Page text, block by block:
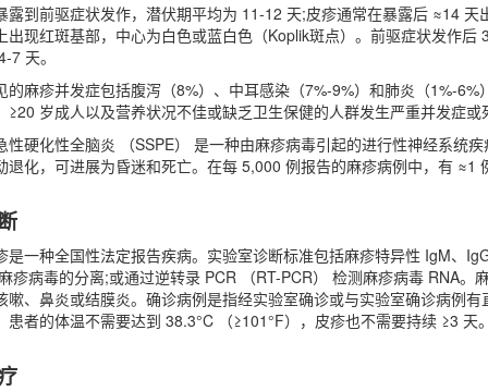
露到前驱症状发作，潜伏期平均为 11-12 天;皮疹通常在暴露后 ≈14
出现红斑基部，中心为白色或蓝白色（Koplik斑点）。前驱症状发作
7 天。
的麻疹并发症包括腹泻（8%）、中耳感染（7%-9%）和肺炎（1%-
≥20 岁成人以及营养状况不佳或缺乏卫生保健的人群发生严重并发症或
性硬化性全脑炎 （SSPE） 是一种由麻疹病毒引起的进行性神经系统
退化，可进展为昏迷和死亡。在每 5,000 例报告的麻疹病例中，有 ≈1
是一种全国性法定报告疾病。实验室诊断标准包括麻疹特异性 IgM、
疹病毒的分离;或通过逆转录 PCR （RT-PCR） 检测麻疹病毒 RNA
嗽、鼻炎或结膜炎。确诊病例是指经实验室确诊或与实验室确诊病例
患者的体温不需要达到 38.3°C （≥101°F），皮疹也不需要持续 ≥3 天